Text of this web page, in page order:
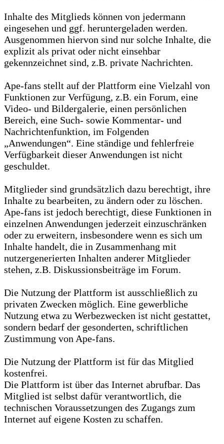
Inhalte des Mitglieds können von jedermann
eingesehen und ggf. heruntergeladen werden.
Ausgenommen hiervon sind nur solche Inhalte, die
explizit als privat oder nicht einsehbar
gekennzeichnet sind, z.B. private Nachrichten.
Ape-fans stellt auf der Plattform eine Vielzahl von
Funktionen zur Verfügung, z.B. ein Forum, eine
Video- und Bildergalerie, einen persönlichen
Bereich, eine Such- sowie Kommentar- und
Nachrichtenfunktion, im Folgenden
„Anwendungen“. Eine ständige und fehlerfreie
Verfügbarkeit dieser Anwendungen ist nicht
geschuldet.
Mitglieder sind grundsätzlich dazu berechtigt, ihre
Inhalte zu bearbeiten, zu ändern oder zu löschen.
Ape-fans ist jedoch berechtigt, diese Funktionen in
einzelnen Anwendungen jederzeit einzuschränken
oder zu erweitern, insbesondere wenn es sich um
Inhalte handelt, die in Zusammenhang mit
nutzergenerierten Inhalten anderer Mitglieder
stehen, z.B. Diskussionsbeiträge im Forum.
Die Nutzung der Plattform ist ausschließlich zu
privaten Zwecken möglich. Eine gewerbliche
Nutzung etwa zu Werbezwecken ist nicht gestattet,
sondern bedarf der gesonderten, schriftlichen
Zustimmung von Ape-fans.
Die Nutzung der Plattform ist für das Mitglied
kostenfrei.
Die Plattform ist über das Internet abrufbar. Das
Mitglied ist selbst dafür verantwortlich, die
technischen Voraussetzungen des Zugangs zum
Internet auf eigene Kosten zu schaffen.